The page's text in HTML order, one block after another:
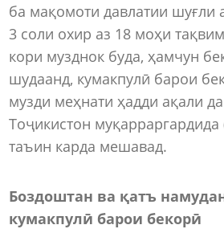
ба мақомоти давлатии шуғли
3 соли охир аз 18 моҳи
кори музднок буда, ҳамчун
шудаанд, кумакпулӣ барои
музди меҳнати ҳадди ақали
Тоҷикистон
таъин карда мешавад.
Боздоштан ва қатъ
кумакпулӣ барои бекорӣ